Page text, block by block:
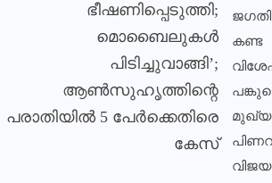
ഭീഷണിപ്പെടുത്തി;
മൊബൈലുകള്‍
പിടിച്ചുവാങ്ങി’;
ആണ്‍സുഹൃത്തിന്റെ
പരാതിയില്‍ 5 പേര്‍ക്കെതിരെ
കേസ്